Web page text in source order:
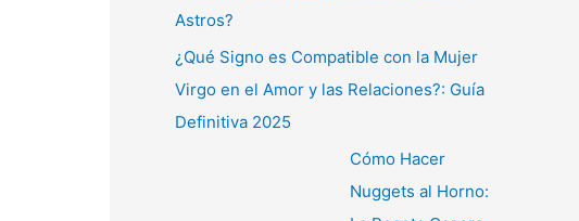
Astros?
¿Qué Signo es Compatible con la Mujer
Virgo en el Amor y las Relaciones?: Guía
Definitiva 2025
Cómo Hacer
Nuggets al Horno: